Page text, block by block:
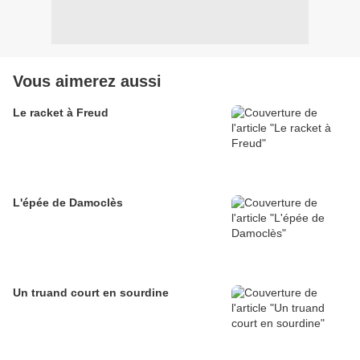
Vous aimerez aussi
Le racket à Freud
L'épée de Damoclès
Un truand court en sourdine